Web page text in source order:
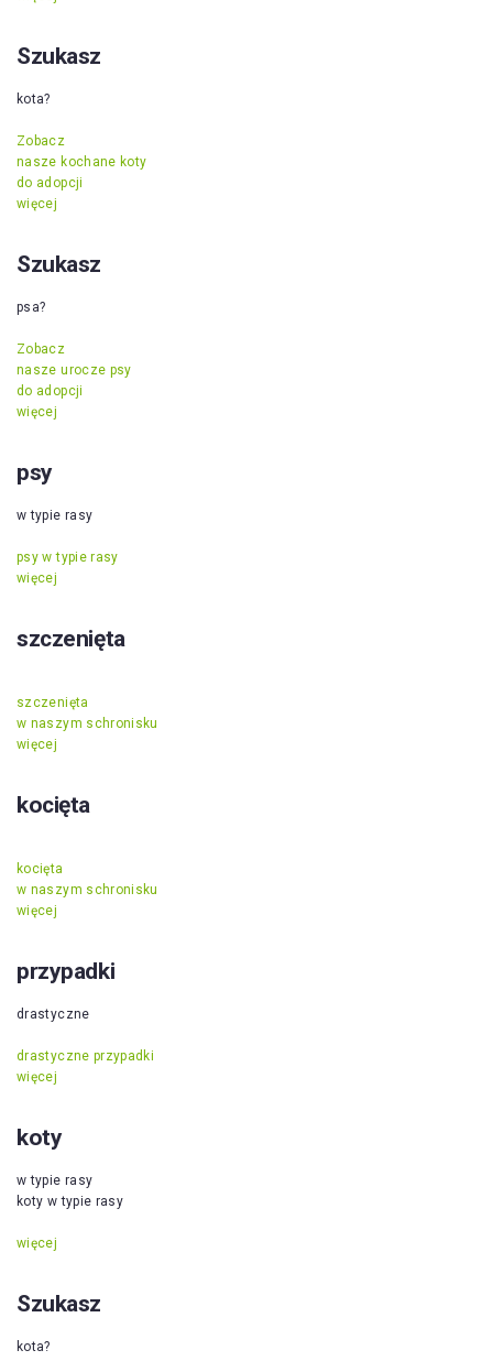
Szukasz
kota?
Zobacz
nasze kochane koty
do adopcji
więcej
Szukasz
psa?
Zobacz
nasze urocze psy
do adopcji
więcej
psy
w typie rasy
psy w typie rasy
więcej
szczenięta
szczenięta
w naszym schronisku
więcej
kocięta
kocięta
w naszym schronisku
więcej
przypadki
drastyczne
drastyczne przypadki
więcej
koty
w typie rasy
koty w typie rasy
więcej
Szukasz
kota?